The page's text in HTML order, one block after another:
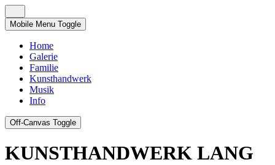
Mobile Menu Toggle
Home
Galerie
Familie
Kunsthandwerk
Musik
Info
Off-Canvas Toggle
KUNSTHANDWERK LANG